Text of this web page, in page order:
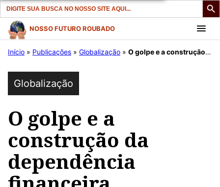
Search
for:
Pular
para
conteúdo
NOSSO FUTURO ROUBADO
Início » Publicações » Globalização » O golpe e a construção da dependência financeira brasileira. Entrevista especial com Fábio Antonio de Campos.
Globalização
O golpe e a
construção da
dependência